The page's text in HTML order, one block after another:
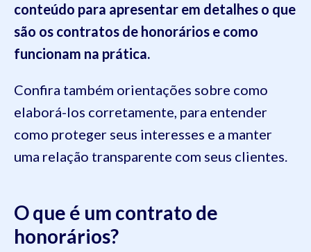
conteúdo para apresentar em detalhes o que
são os contratos de honorários e como
funcionam na prática.
Confira também orientações sobre como
elaborá-los corretamente, para entender
como proteger seus interesses e a manter
uma relação transparente com seus clientes.
O que é um contrato de
honorários?